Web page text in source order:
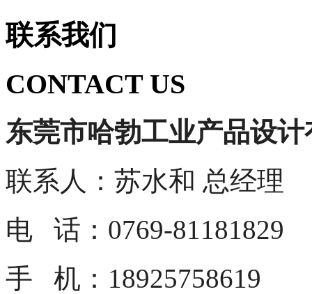
联系我们
CONTACT US
东莞市哈勃工业产品设
联系人：苏水和 总经理
电 话：0769-81181829
手 机：18925758619